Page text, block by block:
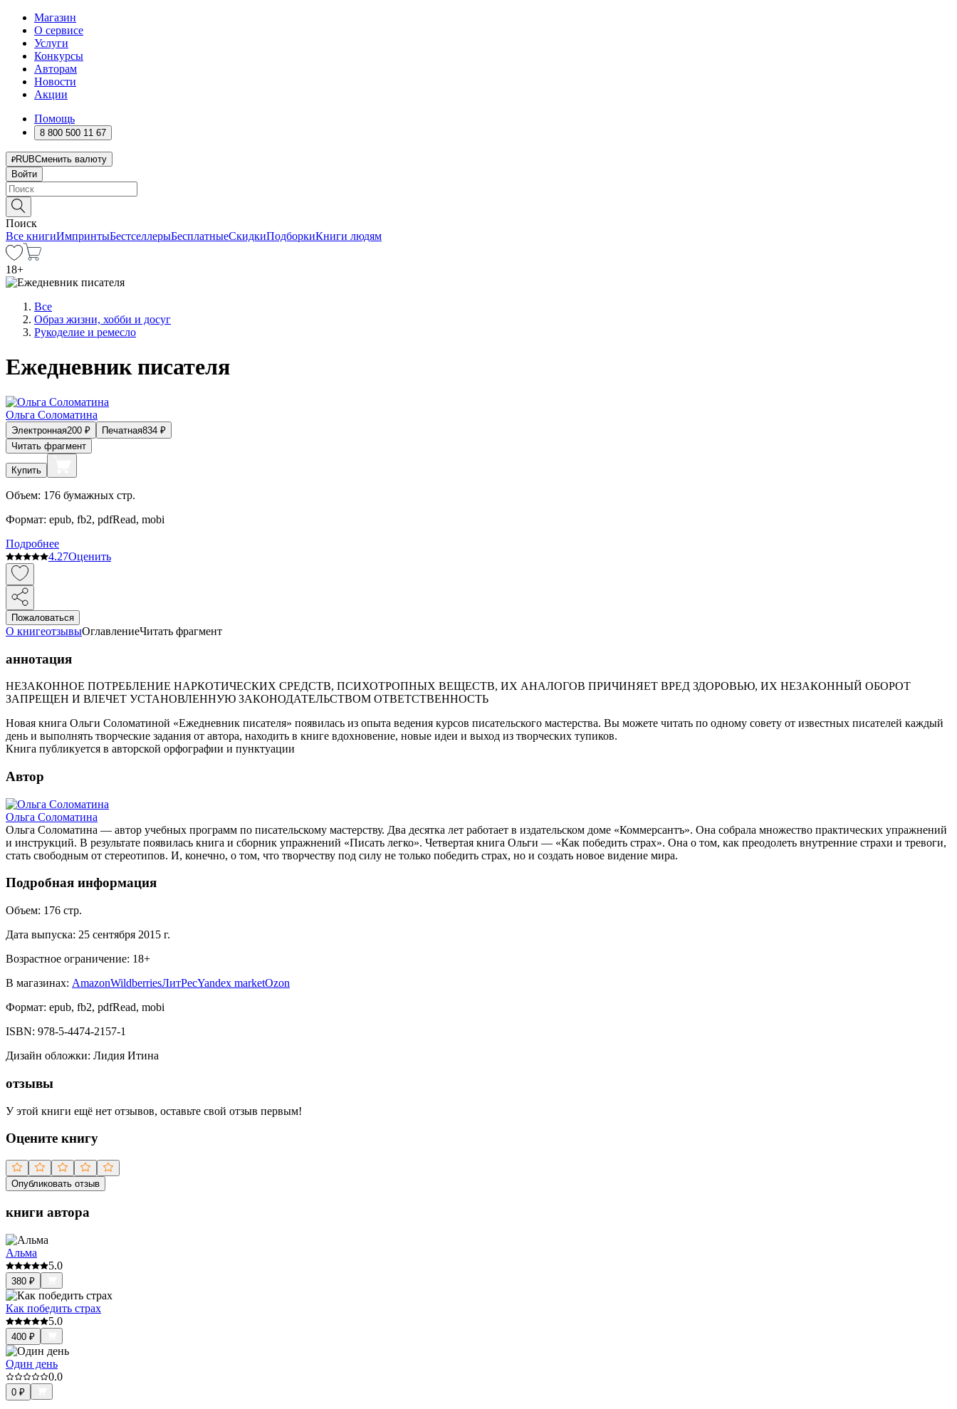
Магазин
О сервисе
Услуги
Конкурсы
Авторам
Новости
Акции
Помощь
8 800 500 11 67
RUBСменить валюту
Войти
Поиск
Все книгиИмпринтыБестселлерыБесплатныеСкидкиПодборкиКниги людям
18+
Все
Образ жизни, хобби и досуг
Рукоделие и ремесло
Ежедневник писателя
Ольга Соломатина
Электронная200 ₽ Печатная834 ₽
Читать фрагмент
Купить
Объем: 176 бумажных стр.
Формат: epub, fb2, pdfRead, mobi
Подробнее
4.27Оценить
Пожаловаться
О книгеотзывыОглавлениеЧитать фрагмент
аннотация
НЕЗАКОННОЕ ПОТРЕБЛЕНИЕ НАРКОТИЧЕСКИХ СРЕДСТВ, ПСИХОТРОПНЫХ ВЕЩЕСТВ, ИХ АНАЛОГОВ ПРИЧИНЯЕТ ВРЕД ЗДОРОВЬЮ, ИХ НЕЗАКОННЫЙ ОБОРОТ
ЗАПРЕЩЕН И ВЛЕЧЕТ УСТАНОВЛЕННУЮ ЗАКОНОДАТЕЛЬСТВОМ ОТВЕТСТВЕННОСТЬ
Новая книга Ольги Соломатиной «Ежедневник писателя» появилась из опыта ведения курсов писательского мастерства. Вы можете читать по одному совету от известных писателей каждый
день и выполнять творческие задания от автора, находить в книге вдохновение, новые идеи и выход из творческих тупиков.
Книга публикуется в авторской орфографии и пунктуации
Автор
Ольга Соломатина
Ольга Соломатина — автор учебных программ по писательскому мастерству. Два десятка лет работает в издательском доме «Коммерсантъ». Она собрала множество практических упражнений
и инструкций. В результате появилась книга и сборник упражнений «Писать легко». Четвертая книга Ольги — «Как победить страх». Она о том, как преодолеть внутренние страхи и тревоги,
стать свободным от стереотипов. И, конечно, о том, что творчеству под силу не только победить страх, но и создать новое видение мира.
Подробная информация
Объем: 176 стр.
Дата выпуска: 25 сентября 2015 г.
Возрастное ограничение: 18+
В магазинах: AmazonWildberriesЛитРесYandex marketOzon
Формат: epub, fb2, pdfRead, mobi
ISBN: 978-5-4474-2157-1
Дизайн обложки: Лидия Итина
отзывы
У этой книги ещё нет отзывов, оставьте свой отзыв первым!
Оцените книгу
Опубликовать отзыв
книги автора
Альма
5.0
380 ₽
Как победить страх
5.0
400 ₽
Один день
0.0
0 ₽